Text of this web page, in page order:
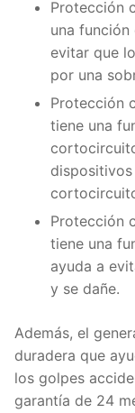
Protección
una
evitar que
por una
Protección
tiene una
Protección
tiene una
ayuda a
y se dañe.
Además, el
duradera que
los golpes
garantía de 24